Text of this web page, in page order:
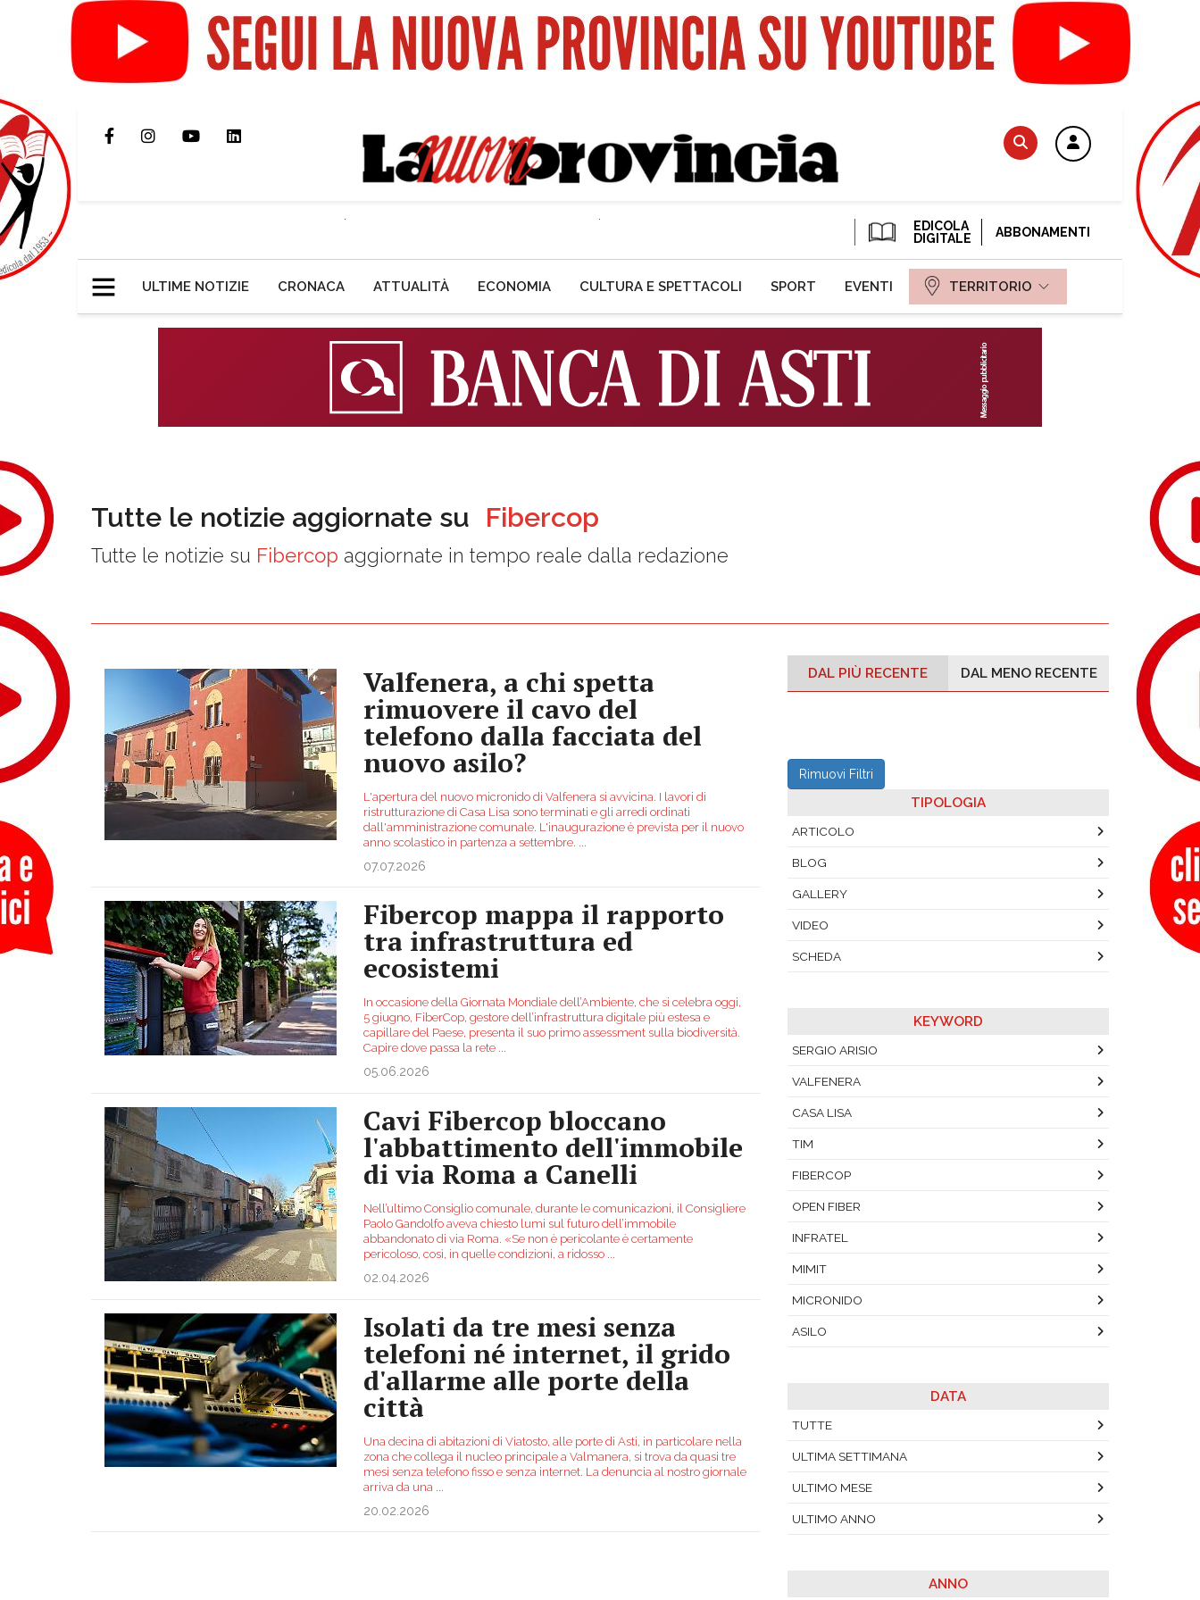
EDICOLA
DIGITALE
ABBONAMENTI
ULTIME NOTIZIE CRONACA ATTUALITÀ ECONOMIA CULTURA E SPETTACOLI SPORT EVENTI TERRITORIO
Tutte le notizie aggiornate su Fibercop
Tutte le notizie su Fibercop aggiornate in tempo reale dalla redazione
Valfenera, a chi spetta
rimuovere il cavo del
telefono dalla facciata del
nuovo asilo?
L'apertura del nuovo micronido di Valfenera si avvicina. I lavori di
ristrutturazione di Casa Lisa sono terminati e gli arredi ordinati
dall'amministrazione comunale. L'inaugurazione è prevista per il nuovo
anno scolastico in partenza a settembre.
07.07.2026
Fibercop mappa il rapporto
tra infrastruttura ed
ecosistemi
In occasione della Giornata Mondiale dell’Ambiente, che si celebra oggi,
5 giugno, FiberCop, gestore dell’infrastruttura digitale più estesa e
capillare del Paese, presenta il suo primo assessment sulla biodiversità.
Capire dove passa la rete
05.06.2026
Cavi Fibercop bloccano
l'abbattimento dell'immobile
di via Roma a Canelli
Nell’ultimo Consiglio comunale, durante le comunicazioni, il Consigliere
Paolo Gandolfo aveva chiesto lumi sul futuro dell’immobile
abbandonato di via Roma. «Se non è pericolante è certamente
pericoloso, così, in quelle condizioni, a ridosso
02.04.2026
Isolati da tre mesi senza
telefoni né internet, il grido
d'allarme alle porte della
città
Una decina di abitazioni di Viatosto, alle porte di Asti, in particolare nella
zona che collega il nucleo principale a Valmanera, si trova da quasi tre
mesi senza telefono fisso e senza internet. La denuncia al nostro giornale
arriva da una
20.02.2026
DAL PIÙ RECENTE DAL MENO RECENTE
Rimuovi Filtri
TIPOLOGIA
ARTICOLO
BLOG
GALLERY
VIDEO
SCHEDA
KEYWORD
SERGIO ARISIO
VALFENERA
CASA LISA
TIM
FIBERCOP
OPEN FIBER
INFRATEL
MIMIT
MICRONIDO
ASILO
DATA
TUTTE
ULTIMA SETTIMANA
ULTIMO MESE
ULTIMO ANNO
ANNO